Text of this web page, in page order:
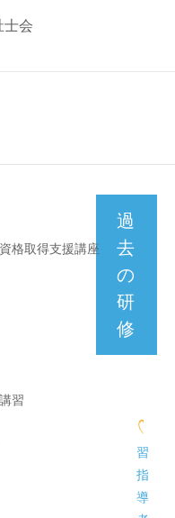
格取得支援講座
習
過
去
の
研
修
習
指
導